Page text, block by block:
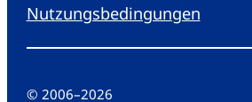
Nutzungsbedingungen
© 2006–2026